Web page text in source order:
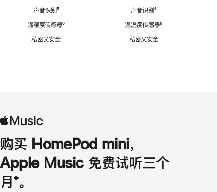
声音识别脚
⁵
温湿度传感器脚
⁶
私密又安全
声音识别脚
⁵
温湿度传感器脚
⁶
私密又安全
购买 HomePod mini，
Apple Music 免费试听三个
月 脚
⁺。